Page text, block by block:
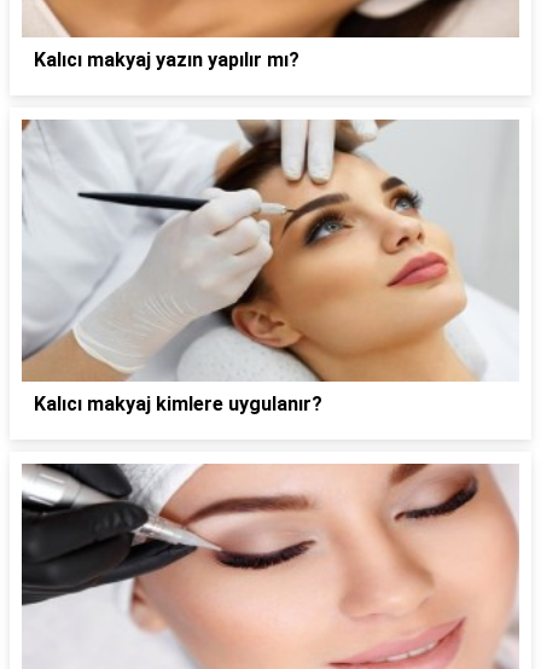
Kalıcı makyaj yazın yapılır mı?
Kalıcı makyaj kimlere uygulanır?